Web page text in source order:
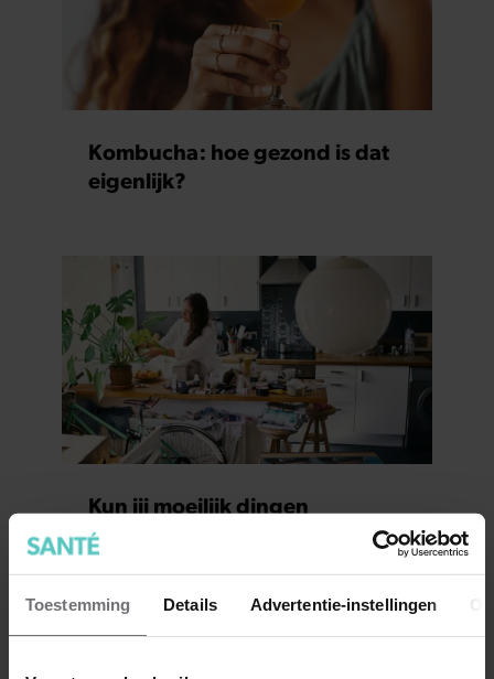
Toestemming Details Advertentie-instellingen
Kombucha: hoe gezond is dat
eigenlijk?
Kun jij moeilijk dingen
weggooien? Dit is waarom